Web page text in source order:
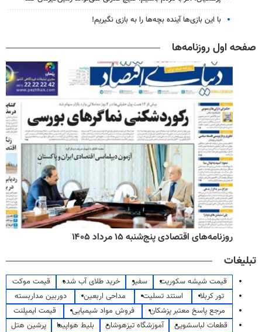
با این بازی‌ها آینده بچه‌ها را به بازی نگیریم!
صفحه اول روزنامه‌ها
روزنامه‌های اقتصادی پنج‌شنبه ۱۵ مرداد ۱۴۰۵
تبلیغات
قیمت شیشه سکوریت سفیر خرید طلای آب شده
قیمت موکت
تور کربلا
استند تسلیت مداحی اربعین
دوربین مداربسته
مرجع پاسخ معتبر پزشکان
فروش مواد شیمیایی
قیمت ایمپلنت
قطعات لباسشویی
آموزشگاه تیزهوشان بلیط هواپیما
پرشین هتل